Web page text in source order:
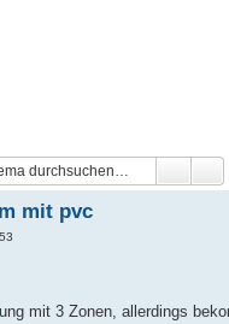
mit pvc
mit 3 Zonen, allerdings